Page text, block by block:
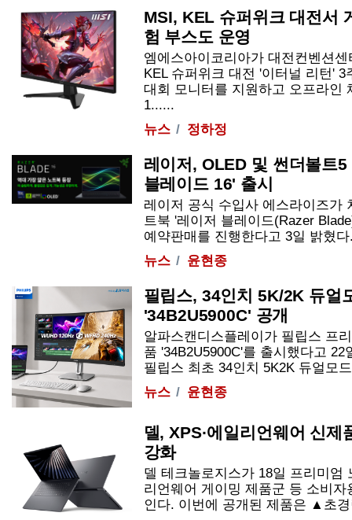
MSI, KEL 슈퍼위크 대전서
험 부스도 운영
엠에스아이코리아가 대전컨벤션
KEL 슈퍼위크 대전 '이터널 리턴'
대회 모니터를 지원하고 오프라인
1......
뉴스
정하정
레이저, OLED 및 썬더볼트
블레이드 16' 출시
레이저 공식 수입사 에스라이즈가
트북 '레이저 블레이드(Razer
예약판매를 진행한다고 3일 밝혔
뉴스
윤현종
필립스, 34인치 5K/2K 듀얼
'34B2U5900C' 공개
알파스캔디스플레이가 필립스 프
품 '34B2U5900C'를 출시했다고 22
필립스 최초 34인치 5K2K 듀얼모
뉴스
윤현종
델, XPS·에일리언웨어 신
강화
델 테크놀로지스가 18일 프리미엄
리언웨어 게이밍 제품군 등 소비
인다. 이번에 공개된 제품은 ▲초